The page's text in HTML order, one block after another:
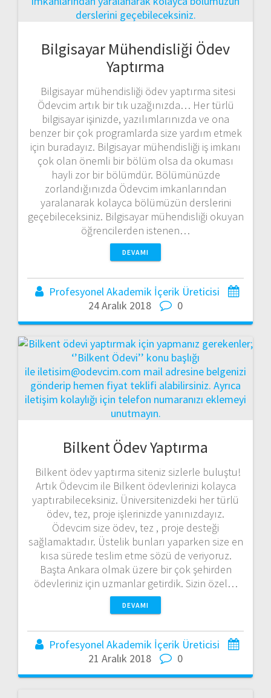
Bilgisayar Mühendisliği Ödev
Yaptırma
Bilgisayar mühendisliği ödev yaptırma sitesi
Ödevcim artık bir tık uzağınızda… Her türlü
bilgisayar işinizde, yazılımlarınızda ve ona
benzer bir çok programlarda size yardım etmek
için buradayız. Bilgisayar mühendisliği iş imkanı
çok olan önemli bir bölüm olsa da okuması
hayli zor bir bölümdür. Bölümünüzde
zorlandığınızda Ödevcim imkanlarından
yaralanarak kolayca bölümüzün derslerini
geçebileceksiniz. Bilgisayar mühendisliği okuyan
öğrencilerden istenen…
DEVAMI
Profesyonel Akademik İçerik Üreticisi
24 Aralık 2018
0
Bilkent Ödev Yaptırma
Bilkent ödev yaptırma siteniz sizlerle buluştu!
Artık Ödevcim ile Bilkent ödevlerinizi kolayca
yaptırabileceksiniz. Üniversitenizdeki her türlü
ödev, tez, proje işlerinizde yanınızdayız.
Ödevcim size ödev, tez , proje desteği
sağlamaktadır. Üstelik bunları yaparken size en
kısa sürede teslim etme sözü de veriyoruz.
Başta Ankara olmak üzere bir çok şehirden
ödevleriniz için uzmanlar getirdik. Sizin özel…
DEVAMI
Profesyonel Akademik İçerik Üreticisi
21 Aralık 2018
0